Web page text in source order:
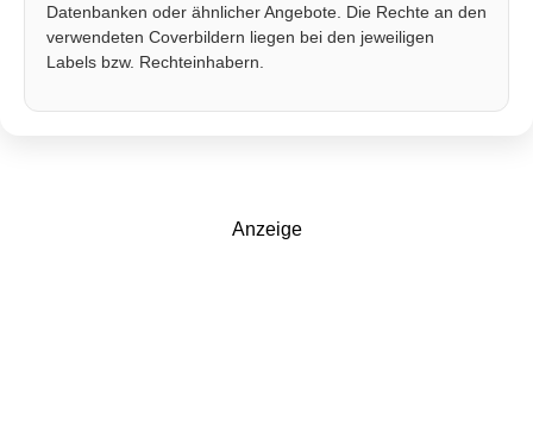
Datenbanken oder ähnlicher Angebote. Die Rechte an den
verwendeten Coverbildern liegen bei den jeweiligen
Labels bzw. Rechteinhabern.
Anzeige